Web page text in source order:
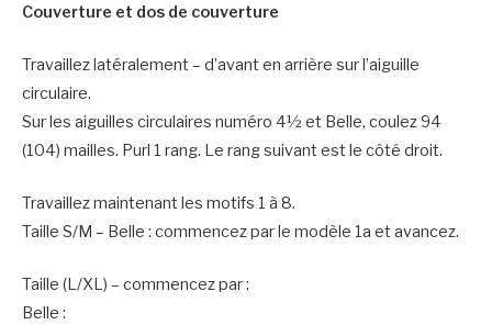
Couverture et dos de couverture
Travaillez latéralement – d’avant en arrière sur l’aiguille
circulaire.
Sur les aiguilles circulaires numéro 4½ et Belle, coulez 94
(104) mailles. Purl 1 rang. Le rang suivant est le côté droit.
Travaillez maintenant les motifs 1 à 8.
Taille S/M – Belle : commencez par le modèle 1a et avancez.
Taille (L/XL) – commencez par :
Belle :